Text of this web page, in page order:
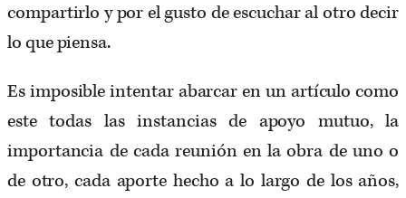
compartirlo y por el gusto de escuchar al otro decir
lo que piensa.
Es imposible intentar abarcar en un artículo como
este todas las instancias de apoyo mutuo, la
importancia de cada reunión en la obra de uno o
de otro, cada aporte hecho a lo largo de los años,